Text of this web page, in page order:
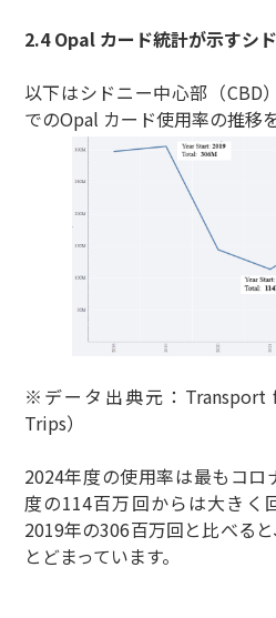
2.4 Opal カード統計が示すシ
以下はシドニー中心部（CBD
でのOpal カード使用率の推移
※データ出典元：Transport
Trips）
2024年度の使用率は最もコロ
度の114百万回からは大きく
2019年の306百万回と比べる
とどまっています。